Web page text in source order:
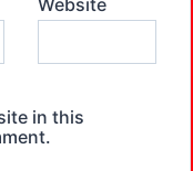
in this